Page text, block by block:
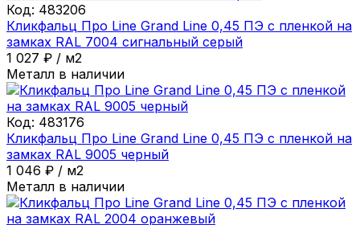
Код: 483206
Кликфальц Про Line Grand Line 0,45 ПЭ с пленкой на
замках RAL 7004 сигнальный серый
1 027 ₽ / м2
Металл в наличии
Код: 483176
Кликфальц Про Line Grand Line 0,45 ПЭ с пленкой на
замках RAL 9005 черный
1 046 ₽ / м2
Металл в наличии